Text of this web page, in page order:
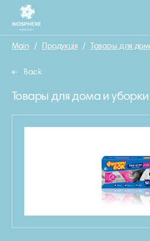
Main / Продукція / Товары для
Back
Товары для дома и уборки